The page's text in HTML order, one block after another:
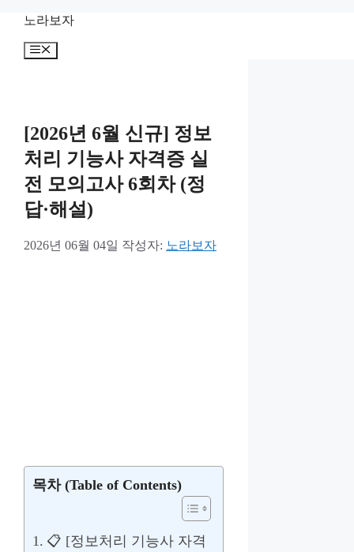
노라보자
메
[2026년 6월 신규] 정보
처리 기능사 자격증 실
전 모의고사 6회차 (정
답·해설)
2026년 06월 04일 작성자: 노라보자
목차 (Table of Contents)
📋 [정보처리 기능사 자격